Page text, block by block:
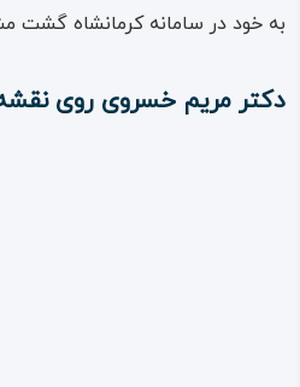
به خود در سامانه کرمانشاه گشت
دکتر مریم خسروی روی